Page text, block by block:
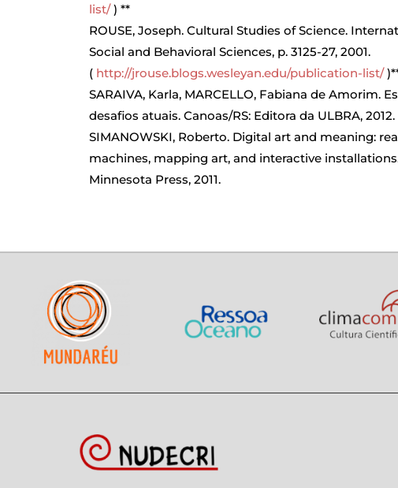
list/) **
ROUSE, Joseph. Cultural Studies of Science.
Social and Behavioral Sciences, p. 3125-27, 2001.
( http://jrouse.blogs.wesleyan.edu/publication-list/
SARAIVA, Karla, MARCELLO, Fabiana de Amorim.
desafios atuais. Canoas/RS: Editora da ULBRA, 2012.
SIMANOWSKI, Roberto. Digital art and meaning:
machines, mapping art, and interactive
Minnesota Press, 2011.